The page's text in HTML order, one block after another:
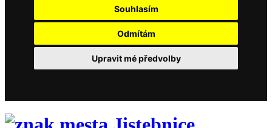
Souhlasím
Odmítám
Upravit mé předvolby